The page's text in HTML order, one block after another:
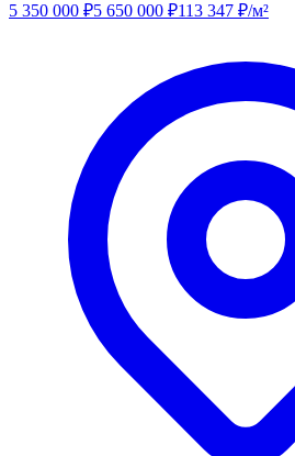
5 350 000 ₽5 650 000 ₽113 347 ₽/м²